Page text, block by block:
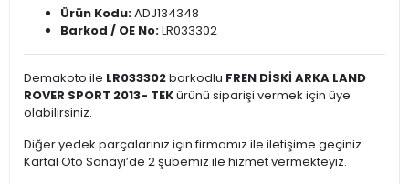
Ürün Kodu:ADJ134348
Barkod / OE No:LR033302
Demakoto ile LR033302barkodlu FREN DİSKİ ARKA LAND
ROVER SPORT 2013- TEKürünü siparişi vermek için üye
olabilirsiniz.
Diğer yedek parçalarınız için firmamız ile iletişime geçiniz.
Kartal Oto Sanayi’de 2 şubemiz ile hizmet vermekteyiz.